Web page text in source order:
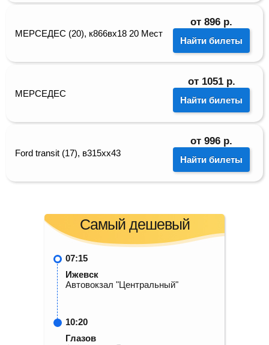
МЕРСЕДЕС (20), к866вх18 20 Мест
от 896 р.
Найти билеты
МЕРСЕДЕС
от 1051 р.
Найти билеты
Ford transit (17), в315хх43
от 996 р.
Найти билеты
Самый дешевый
07:15
Ижевск
Автовокзал "Центральный"
10:20
Глазов